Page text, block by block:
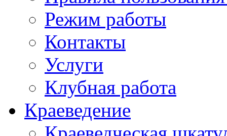
Режим работы
Контакты
Услуги
Клубная работа
Краеведение